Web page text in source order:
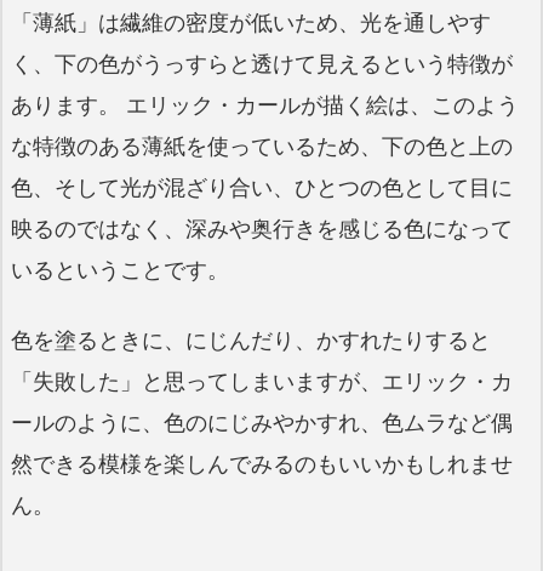
「薄紙」は繊維の密度が低いため、光を通しやす
く、下の色がうっすらと透けて見えるという特徴が
あります。 エリック・カールが描く絵は、このよう
な特徴のある薄紙を使っているため、下の色と上の
色、そして光が混ざり合い、ひとつの色として目に
映るのではなく、深みや奥行きを感じる色になって
いるということです。
色を塗るときに、にじんだり、かすれたりすると
「失敗した」と思ってしまいますが、エリック・カ
ールのように、色のにじみやかすれ、色ムラなど偶
然できる模様を楽しんでみるのもいいかもしれませ
ん。